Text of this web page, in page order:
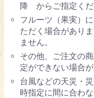
降 からご指定くだ
フルーツ（果実）
ただく場合があり
ません。
その他、ご注文の
定ができない場合が
台風などの天災・
時指定に間に合わ